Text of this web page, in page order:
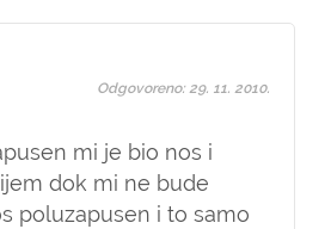
mi je bio nos i
dok mi ne bude
poluzapusen i to samo
Odgovoreno: 29. 11. 2010.